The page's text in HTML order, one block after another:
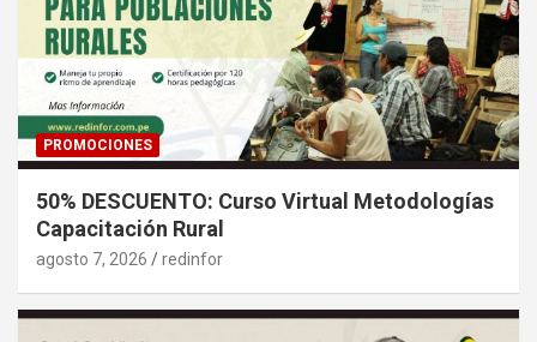
PROMOCIONES
50% DESCUENTO: Curso Virtual Metodologías
Capacitación Rural
agosto 7, 2026 redinfor